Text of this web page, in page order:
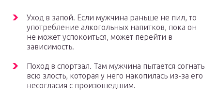
Уход в запой. Если мужчина раньше не пил, то
употребление алкогольных напитков, пока он
не может успокоиться, может перейти в
зависимость.
Поход в спортзал. Там мужчина пытается согнать
всю злость, которая у него накопилась из-за его
несогласия с произошедшим.